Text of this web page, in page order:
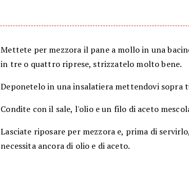
Mettete per mezzora il pane a mollo in una
in tre o quattro riprese, strizzatelo molto bene.
Deponetelo in una insalatiera mettendovi
Condite con il sale, l'olio e un filo di aceto
Lasciate riposare per mezzora e, prima di
necessita ancora di olio e di aceto.